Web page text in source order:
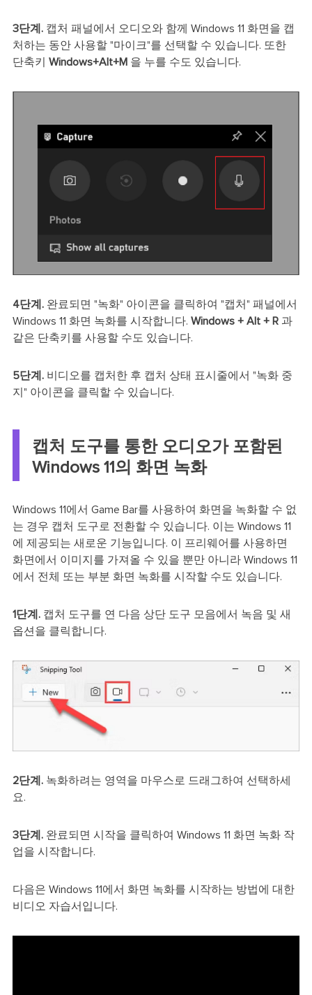
3단계.캡처 패널에서 오디오와 함께 Windows 11 화면을 캡
처하는 동안 사용할 "마이크"를 선택할 수 있습니다. 또한
단축키 Windows+Alt+M 을 누를 수도 있습니다.
4단계.완료되면 "녹화" 아이콘을 클릭하여 "캡처" 패널에서
Windows 11 화면 녹화를 시작합니다. Windows + Alt + R과
같은 단축키를 사용할 수도 있습니다.
5단계.비디오를 캡처한 후 캡처 상태 표시줄에서 "녹화 중
지" 아이콘을 클릭할 수 있습니다.
캡처 도구를 통한 오디오가 포함된
Windows 11의 화면 녹화
Windows 11에서 Game Bar를 사용하여 화면을 녹화할 수 없
는 경우 캡처 도구로 전환할 수 있습니다. 이는 Windows 11
에 제공되는 새로운 기능입니다. 이 프리웨어를 사용하면
화면에서 이미지를 가져올 수 있을 뿐만 아니라 Windows 11
에서 전체 또는 부분 화면 녹화를 시작할 수도 있습니다.
1단계.캡처 도구를 연 다음 상단 도구 모음에서 녹음 및 새
옵션을 클릭합니다.
2단계.녹화하려는 영역을 마우스로 드래그하여 선택하세
요.
3단계.완료되면 시작을 클릭하여 Windows 11 화면 녹화 작
업을 시작합니다.
다음은 Windows 11에서 화면 녹화를 시작하는 방법에 대한
비디오 자습서입니다.